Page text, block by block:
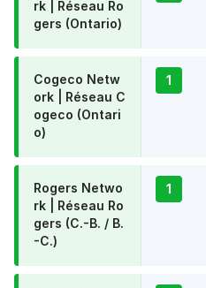
rk | Réseau Ro
gers (Ontario)
Cogeco Netw
ork | Réseau C
ogeco (Ontari
o)
1
Rogers Netwo
rk | Réseau Ro
gers (C.-B. / B.
-C.)
1